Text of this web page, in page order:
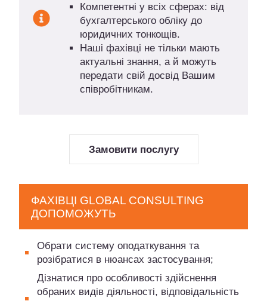
Компетентні у всіх сферах: від
бухгалтерського обліку до
юридичних тонкощів.
Наші фахівці не тільки мають
актуальні знання, а й можуть
передати свій досвід Вашим
співробітникам.
Замовити послугу
ФАХІВЦІ GLOBAL CONSULTING
ДОПОМОЖУТЬ
Обрати систему оподаткування та
розібратися в нюансах застосування;
Дізнатися про особливості здійснення
обраних видів діяльності, відповідальність